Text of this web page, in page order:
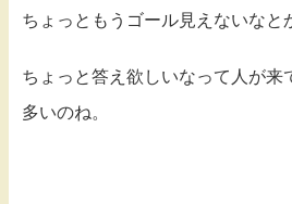
ちょっともうゴール見えないなと
ちょっと答え欲しいなって人が来
多いのね。